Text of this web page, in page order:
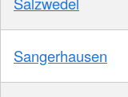
Sangerhausen